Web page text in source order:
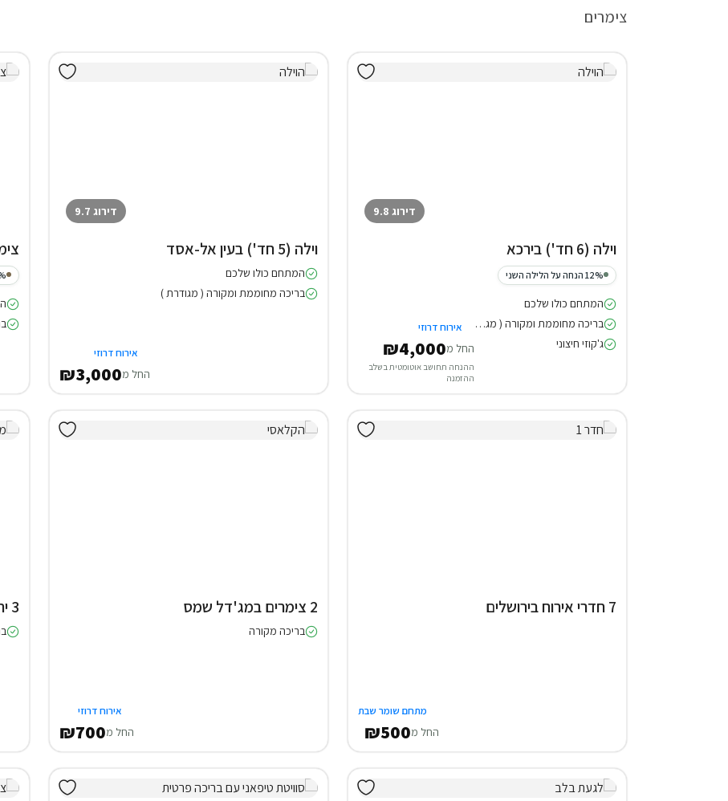
צימרים
דירוג 9.8
וילה (6 חד') בירכא
12% הנחה על הלילה השני
המתחם כולו שלכם
בריכה מחוממת ומקורה ( מגודרת )
ג'קוזי חיצוני
אירוח דרוזי
החל מ₪4,000
ההנחה תחושב אוטומטית בשלב
ההזמנה
דירוג 9.7
וילה (5 חד') בעין אל-אסד
המתחם כולו שלכם
בריכה מחוממת ומקורה ( מגודרת )
אירוח דרוזי
החל מ₪3,000
7 חדרי אירוח בירושלים
מתחם שומר שבת
החל מ₪500
2 צימרים במג'דל שמס
בריכה מקורה
אירוח דרוזי
החל מ₪700
3 יחידות אירוח במצפה רמון